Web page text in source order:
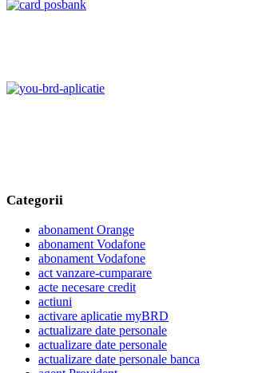
Categorii
abonament Orange
abonament Vodafone
abonament Vodafone
act vanzare-cumparare
acte necesare credit
actiuni
activare aplicatie myBRD
actualizare date personale
actualizare date personale
actualizare date personale banca